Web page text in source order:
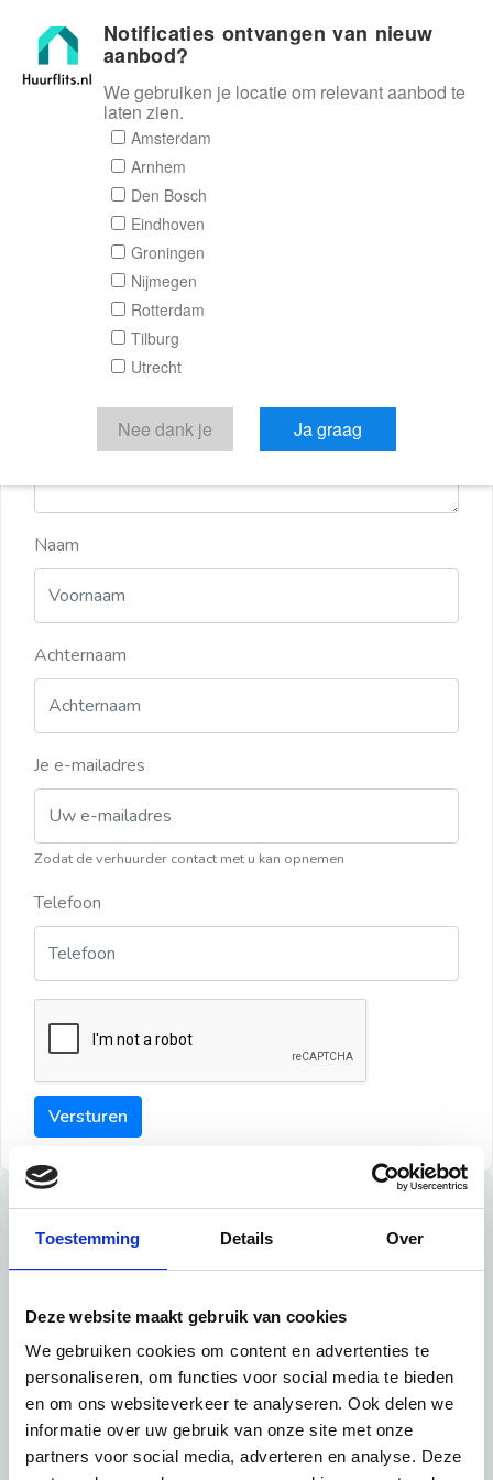
Toestemming Details Over
Deze website maakt gebruik van cookies
We gebruiken cookies om content en advertenties te
personaliseren, om functies voor social media te bieden
en om ons websiteverkeer te analyseren. Ook delen we
informatie over uw gebruik van onze site met onze
partners voor social media, adverteren en analyse. Deze
Huurflits
Reactieformulier
Huurflits
Verstuur je bericht
Door een bericht te sturen kom je in contact met de
aanbieder of makelaar van de woning.
Naam
Achternaam
Je e-mailadres
Zodat de verhuurder contact met u kan opnemen
Telefoon
Versturen
Tips
Tip 1:
Schrijf een duidelijke introductie en geef de volgende
informatie mee:
Ben je student, werkachtig of werkzoekend
Notificaties ontvangen van nieuw
aanbod?
We gebruiken je locatie om relevant aanbod te
laten zien.
Amsterdam
Arnhem
Den Bosch
Eindhoven
Groningen
Nijmegen
Rotterdam
Tilburg
Utrecht
Nee dank je Ja graag